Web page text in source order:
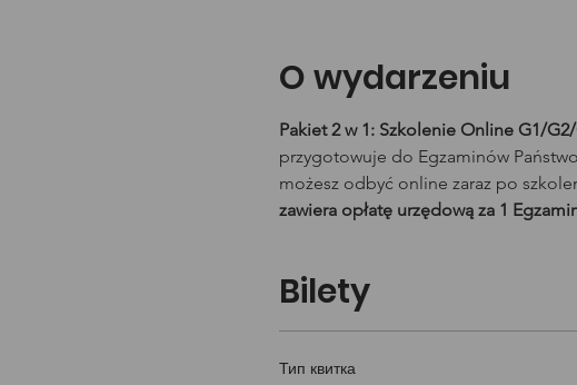
O wydarzeniu
Pakiet 2 w 1: Szkolenie Online G1/
przygotowuje do Egzaminów
możesz odbyć online zaraz po
zawiera opłatę urzędową za 1
Bilety
Тип квитка